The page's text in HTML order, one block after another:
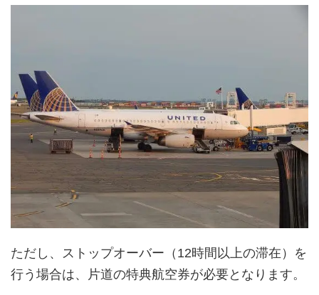
ただし、ストップオーバー（12時間以上の滞在）を
行う場合は、片道の特典航空券が必要となります。